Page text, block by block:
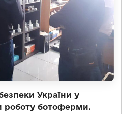
України у
роботу ботоферми.